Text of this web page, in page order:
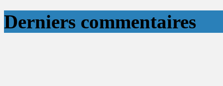
Derniers commentaires